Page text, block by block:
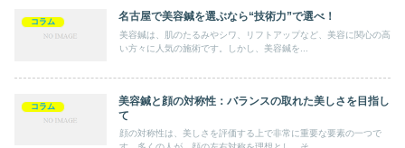
コラム 名古屋で美容鍼を選ぶなら“技術力”で選べ！
美容鍼は、肌のたるみやシワ、リフトアップなど、美容に関心の高
い方々に人気の施術です。しかし、美容鍼を...
コラム
美容鍼と顔の対称性：バランスの取れた美しさを目指し
て
顔の対称性は、美しさを評価する上で非常に重要な要素の一つで